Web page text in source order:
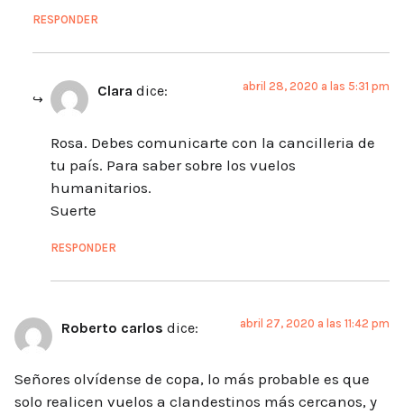
RESPONDER
Clara dice: abril 28, 2020 a las 5:31 pm
Rosa. Debes comunicarte con la cancilleria de
tu país. Para saber sobre los vuelos
humanitarios.
Suerte
RESPONDER
Roberto carlos dice: abril 27, 2020 a las 11:42 pm
Señores olvídense de copa, lo más probable es que
solo realicen vuelos a clandestinos más cercanos, y